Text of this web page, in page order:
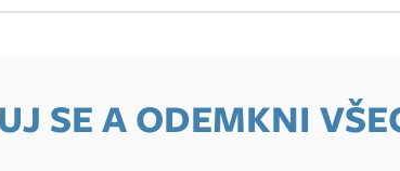
SE A ODEMKNI